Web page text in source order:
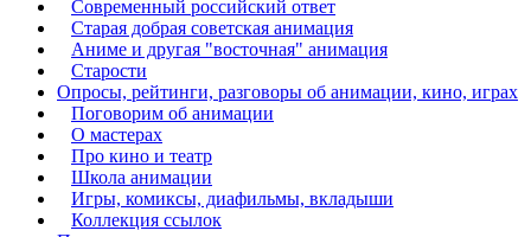
Современный российский ответ
Старая добрая советская анимация
Аниме и другая "восточная" анимация
Старости
Опросы, рейтинги, разговоры об анимации, кино, играх
Поговорим об анимации
О мастерах
Про кино и театр
Школа анимации
Игры, комиксы, диафильмы, вкладыши
Коллекция ссылок